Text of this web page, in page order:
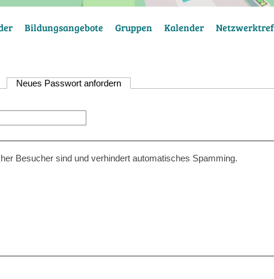
Bildungsangebote Gruppen Kalender
Neues Passwort anfordern(aktiver Reiter)
Besucher sind und verhindert automatisches Spamming.